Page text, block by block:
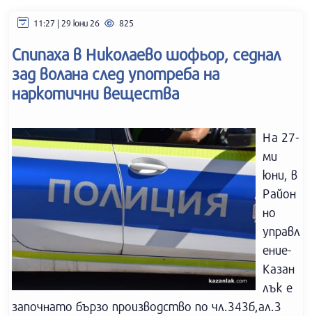
11:27 | 29 юни 26 825
Спипаха в Николаево шофьор, седнал
зад волана след употреба на
наркотични вещества
На 27-
ми
юни, в
Район
но
управл
ение-
Казан
лък е
започнато бързо производство по чл.343б,ал.3